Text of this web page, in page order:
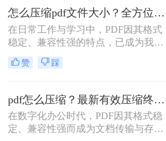
在通过邮件发送、即时通讯工具传输
或上传至云平台时受到限制，严重影
响效率。因此，pdf怎么压缩的小一
点，成为一项必备技能。
怎么压缩pdf文件大小？全方位高效压缩方法终极指南！
在日常工作与学习中，PDF因其格式
稳定、兼容性强的特点，已成为我们
分享文档、报告和论文的首选格式。
然而，过大的PDF文件常常会带来诸
度、占用大量存储空间，甚至可能超
出某些平台的上传限制。因此，掌握
怎么压缩pdf文件大小的技能显得至关
重要。
赞 踩
pdf怎么压缩？最新有效压缩终极指南！
在数字化办公时代，PDF因其格式稳
定、兼容性强而成为文档传输与存档